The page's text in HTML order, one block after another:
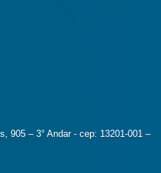
905 – 3° Andar - cep: 13201-001 –